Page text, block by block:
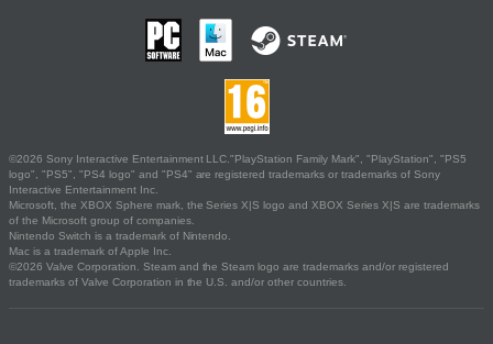
©2026 Sony Interactive Entertainment LLC."PlayStation Family Mark", "PlayStation", "PS5
logo", "PS5", "PS4 logo" and "PS4" are registered trademarks or trademarks of Sony
Interactive Entertainment Inc.
Microsoft, the XBOX Sphere mark, the Series X|S logo and XBOX Series X|S are trademarks
of the Microsoft group of companies.
Nintendo Switch is a trademark of Nintendo.
Mac is a trademark of Apple Inc.
©2026 Valve Corporation. Steam and the Steam logo are trademarks and/or registered
trademarks of Valve Corporation in the U.S. and/or other countries.